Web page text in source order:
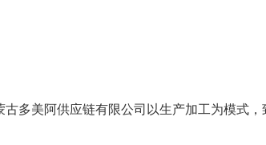
多美阿供应链有限公司以生产加工为模式，